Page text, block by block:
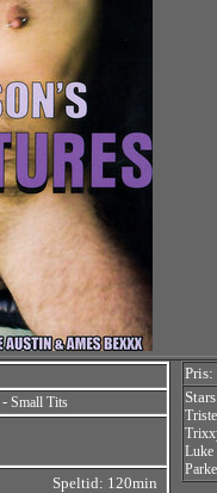
- Small Tits
Speltid: 120min
Luke